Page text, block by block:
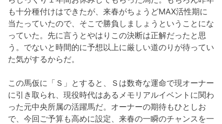
も十分種付けはできたが、来春がちょうどMAX活性期に
当たっていたので、そこで勝負しましょうということにな
っていた。先に言うとやはりこの決断は正解だったと思
う。でないと時間的に予想以上に厳しい道のりが待ってい
た気がするからだ。
この馬仮に「Ｓ」とすると、Ｓは数奇な運命で現オーナー
に引き取られ、現役時代はあるメモリアルイベントに関わ
った元中央所属の活躍馬だ。オーナーの期待もひとしお
で、今回ご予算も高めに設定、来春の一瞬のチャンスを一